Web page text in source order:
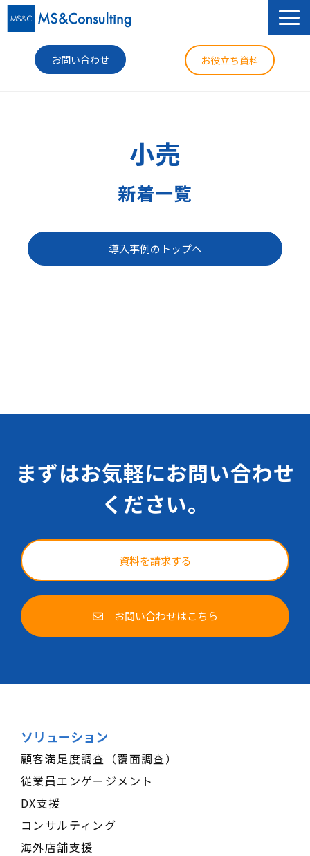
お問い合わせ お役立ち資料
ニュース
企業情報
小売
新着一覧
導入事例のトップへ
まずはお気軽にお問い合わせ
ください。
資料を請求する
お問い合わせはこちら
ソリューション
顧客満足度調査（覆面調査）
従業員エンゲージメント
DX支援
コンサルティング
海外店舗支援